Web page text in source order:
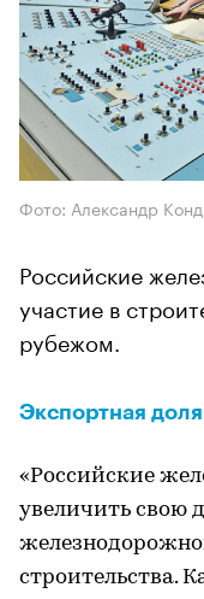
Фото: Александр
Российские
участие в
рубежом.
Экспортная доля
«Российские
увеличить свою
строительства.